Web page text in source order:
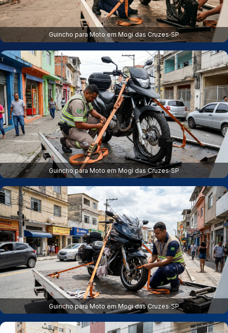
Guincho para Moto em Mogi das Cruzes‑SP
Guincho para Moto em Mogi das Cruzes‑SP
Guincho para Moto em Mogi das Cruzes‑SP